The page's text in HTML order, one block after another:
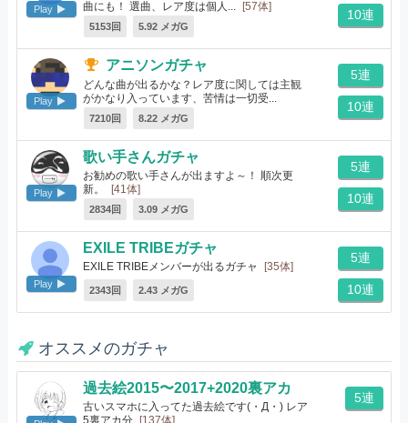
Play 曲にも！ 選曲、レア度は個人... [57体]
5153回 5.92 メガG
10連
Play
アニソンガチャ
どんな曲が出るかな？レア度に関しては主観
がかなり入っています、苦情は一切受...
[244体]
7210回 8.22 メガG
5連
10連
Play
歌い手さんガチャ
お勧めの歌い手さんが出ますよ～！ 順次更
新。
[41体]
2834回 3.09 メガG
5連
10連
Play
EXILE TRIBEガチャ
EXILE TRIBEメンバーが出るガチャ [35体]
2343回 2.43 メガG
5連
10連
オススメのガチャ
過去絵2015〜2017+2020裏アカ
古いスマホに入ってた過去絵です(・Д・) レア
5裏アカ分 [137体]
5連